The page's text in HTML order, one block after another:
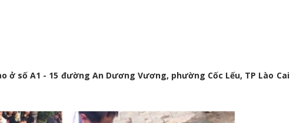
ở số A1 - 15 đường An Dương Vương, phường Cốc Lếu, TP Lào Cai